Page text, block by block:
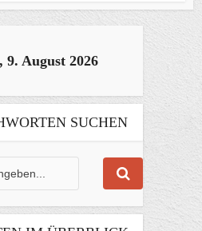
9. August 2026
SUCHEN